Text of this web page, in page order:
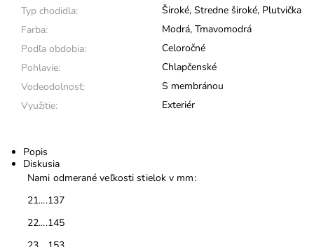
Typ chodidla:
Široké, Stredne široké, Plutvička
Farba:
Modrá, Tmavomodrá
Podľa obdobia:
Celoročné
Pohlavie:
Chlapčenské
Vodeodolnosť:
S membránou
Využitie:
Exteriér
Popis
Diskusia
Nami odmerané veľkosti stielok v mm:
21....137
22....145